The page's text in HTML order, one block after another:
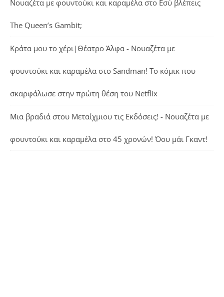
Νουαζέτα με φουντούκι και καραμέλα στο Εσύ βλέπεις
The Queen’s Gambit;
Κράτα μου το χέρι|Θέατρο Άλφα - Νουαζέτα με
φουντούκι και καραμέλα στο Sandman! Το κόμικ που
σκαρφάλωσε στην πρώτη θέση του Netflix
Μια βραδιά στου Μεταίχμιου τις Εκδόσεις! - Νουαζέτα με
φουντούκι και καραμέλα στο 45 χρονών! Όου μάι Γκαντ!